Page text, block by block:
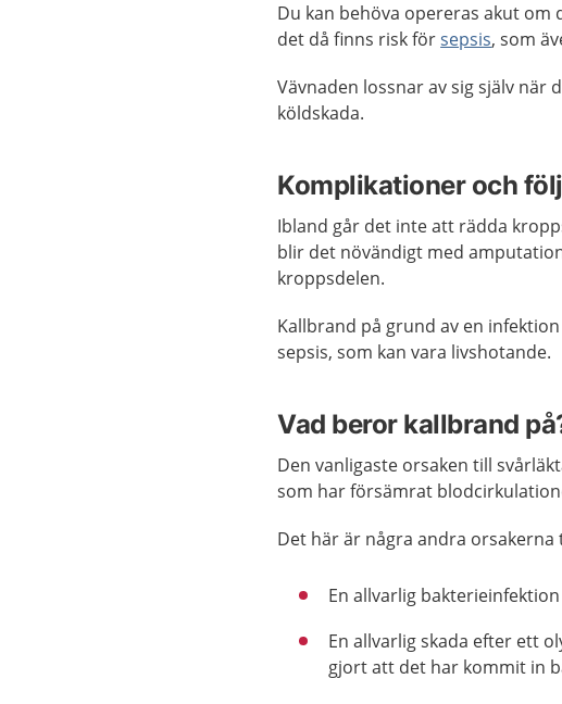
Du kan behöva opereras akut
det då finns risk försepsis, som
Vävnaden lossnar av sig själv
köldskada.
Komplikationer och
Ibland går det inte att rädda
blir det növändigt med
kroppsdelen.
Kallbrand på grund av en
sepsis, som kan vara livshotande.
Vad beror kallbrand
Den vanligaste orsaken till
som har försämrat
Det här är några andra orsakerna
En allvarlig
En allvarlig skada efter ett
gjort att det har kommit in